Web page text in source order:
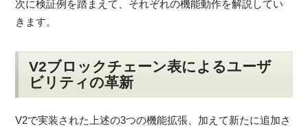
次に検証例を踏まえて、それぞれの機能動作を解説してい
きます。
V2ブロックチェーン表によるユーザ
ビリティの革新
V2で実装された上述の3つの機能拡張、加えて新たに追加さ